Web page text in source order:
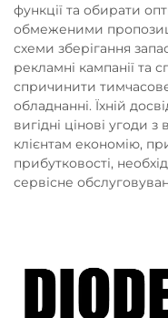
функції та обирати
обмеженими
схеми зберігання
рекламні кампанії та
спричинити
обладнанні. Їхній
вигідні цінові угоди
клієнтам економію,
прибутковості,
сервісне